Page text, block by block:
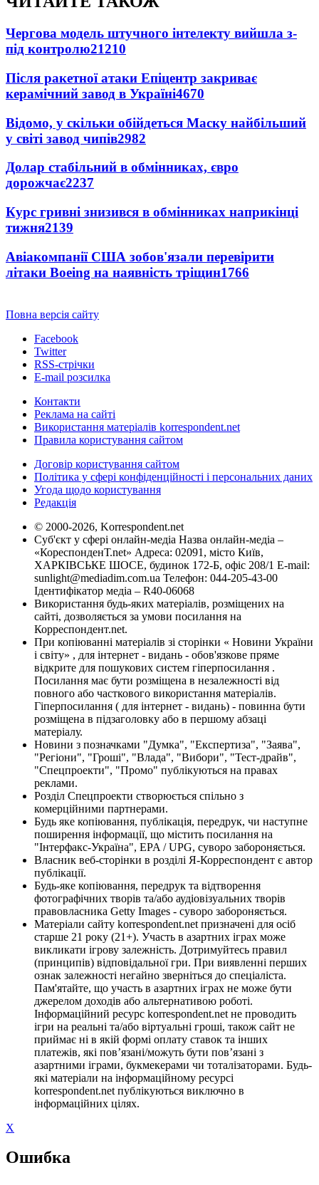
Чергова модель штучного інтелекту вийшла з-
під контролю21210
Після ракетної атаки Епіцентр закриває
керамічний завод в Україні4670
Відомо, у скільки обійдеться Маску найбільший
у світі завод чипів2982
Долар стабільний в обмінниках, євро
дорожчає2237
Курс гривні знизився в обмінниках наприкінці
тижня2139
Авіакомпанії США зобов'язали перевірити
літаки Boeing на наявність тріщин1766
Повна версія сайту
Facebook
Twitter
RSS-стрічки
E-mail розсилка
Контакти
Реклама на сайті
Використання матеріалів korrespondent.net
Правила користування сайтом
Договір користування сайтом
Політика у сфері конфіденційності і персональних даних
Угода щодо користування
Редакція
© 2000-2026, Korrespondent.net
Суб'єкт у сфері онлайн-медіа Назва онлайн-медіа –
«КореспонденТ.net» Адреса: 02091, місто Київ,
ХАРКІВСЬКЕ ШОСЕ, будинок 172-Б, офіс 208/1 E-mail:
sunlight@mediadim.com.ua Телефон: 044-205-43-00
Ідентифікатор медіа – R40-06068
Використання будь-яких матеріалів, розміщених на
сайті, дозволяється за умови посилання на
Корреспондент.net.
При копіюванні матеріалів зі сторінки « Новини України
і світу» , для інтернет - видань - обов'язкове пряме
відкрите для пошукових систем гіперпосилання .
Посилання має бути розміщена в незалежності від
повного або часткового використання матеріалів.
Гіперпосилання ( для інтернет - видань) - повинна бути
розміщена в підзаголовку або в першому абзаці
матеріалу.
Новини з позначками "Думка", "Експертиза", "Заява",
"Регіони", "Гроші", "Влада", "Вибори", "Тест-драйв",
"Спецпроекти", "Промо" публікуються на правах
реклами.
Розділ Спецпроекти створюється спільно з
комерційними партнерами.
Будь яке копіювання, публікація, передрук, чи наступне
поширення інформації, що містить посилання на
"Інтерфакс-Україна", EPA / UPG, суворо забороняється.
Власник веб-сторінки в розділі Я-Корреспондент є автор
публікації.
Будь-яке копіювання, передрук та відтворення
фотографічних творів та/або аудіовізуальних творів
правовласника Getty Images - суворо забороняється.
Матеріали сайту korrespondent.net призначені для осіб
старше 21 року (21+). Участь в азартних іграх може
викликати ігрову залежність. Дотримуйтесь правил
(принципів) відповідальної гри. При виявленні перших
ознак залежності негайно зверніться до спеціаліста.
Пам'ятайте, що участь в азартних іграх не може бути
джерелом доходів або альтернативою роботі.
Інформаційний ресурс korrespondent.net не проводить
ігри на реальні та/або віртуальні гроші, також сайт не
приймає ні в якій формі оплату ставок та інших
платежів, які пов’язані/можуть бути пов’язані з
азартними іграми, букмекерами чи тоталізаторами. Будь-
які матеріали на інформаційному ресурсі
korrespondent.net публікуються виключно в
інформаційних цілях.
X
Ошибка